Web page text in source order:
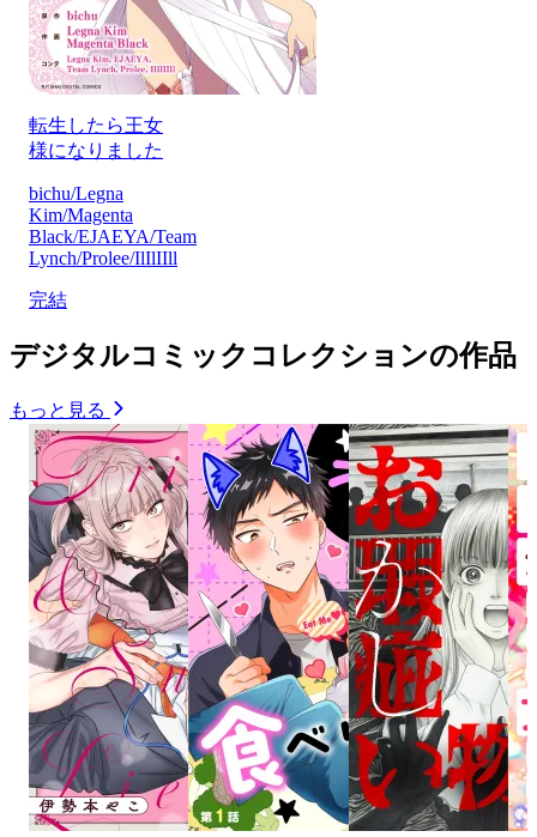
転生したら王女
様になりました
bichu/Legna
Kim/Magenta
Black/EJAEYA/Team
Lynch/Prolee/IlIlIIll
完結
デジタルコミックコレクションの作品
もっと見る